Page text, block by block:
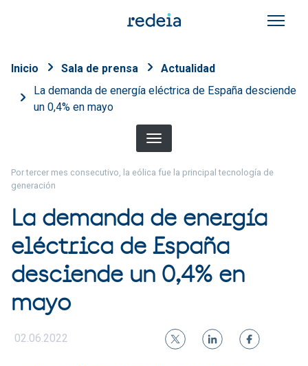
Sobrescribir enlaces de
Inicio Sala de prensa
Actualidad
La demanda de energía eléctrica de España desciende
un 0,4% en mayo
Por tercer mes consecutivo, la eólica fue la principal tecnología de
generación
La demanda de energía
eléctrica de España
desciende un 0,4% en
mayo
02.06.2022